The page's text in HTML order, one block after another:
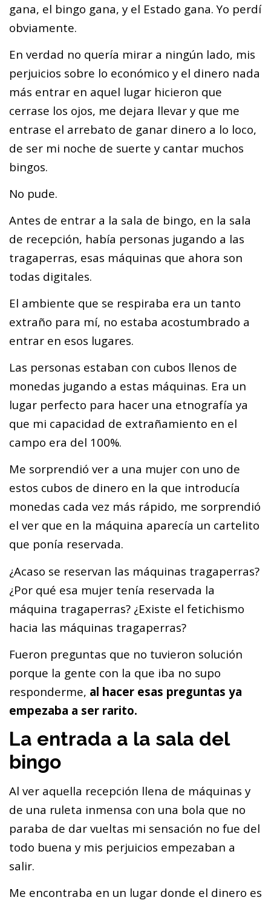
gana, el bingo gana, y el Estado gana. Yo perdí
obviamente.
En verdad no quería mirar a ningún lado, mis
perjuicios sobre lo económico y el dinero nada
más entrar en aquel lugar hicieron que
cerrase los ojos, me dejara llevar y que me
entrase el arrebato de ganar dinero a lo loco,
de ser mi noche de suerte y cantar muchos
bingos.
No pude.
Antes de entrar a la sala de bingo, en la sala
de recepción, había personas jugando a las
tragaperras, esas máquinas que ahora son
todas digitales.
El ambiente que se respiraba era un tanto
extraño para mí, no estaba acostumbrado a
entrar en esos lugares.
Las personas estaban con cubos llenos de
monedas jugando a estas máquinas. Era un
lugar perfecto para hacer una etnografía ya
que mi capacidad de extrañamiento en el
campo era del 100%.
Me sorprendió ver a una mujer con uno de
estos cubos de dinero en la que introducía
monedas cada vez más rápido, me sorprendió
el ver que en la máquina aparecía un cartelito
que ponía reservada.
¿Acaso se reservan las máquinas tragaperras?
¿Por qué esa mujer tenía reservada la
máquina tragaperras? ¿Existe el fetichismo
hacia las máquinas tragaperras?
Fueron preguntas que no tuvieron solución
porque la gente con la que iba no supo
responderme, al hacer esas preguntas ya
empezaba a ser rarito.
La entrada a la sala del
bingo
Al ver aquella recepción llena de máquinas y
de una ruleta inmensa con una bola que no
paraba de dar vueltas mi sensación no fue del
todo buena y mis perjuicios empezaban a
salir.
Me encontraba en un lugar donde el dinero es